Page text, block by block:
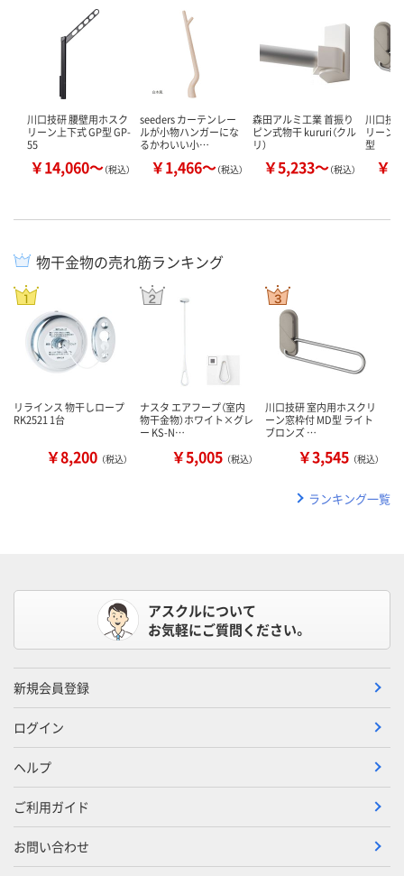
川口技研 腰壁用ホスク
リーン上下式 GP型 GP-
55
￥14,060～（税込）
seeders カーテンレー
ルが小物ハンガーにな
るかわいい小…
￥1,466～（税込）
森田アルミ工業 首振り
ピン式物干 kururi（クル
リ）
￥5,233～（税込）
川口技
リーン
型
￥
物干金物の売れ筋ランキング
リラインス 物干しロープ
RK2521 1台
￥8,200 （税込）
ナスタ エアフープ（室内
物干金物）ホワイト×グレ
ー KS-N…
￥5,005 （税込）
川口技研 室内用ホスクリ
ーン窓枠付 MD型 ライト
ブロンズ …
￥3,545 （税込）
ランキング一覧
アスクルについて
お気軽にご質問ください。
新規会員登録
ログイン
ヘルプ
ご利用ガイド
お問い合わせ